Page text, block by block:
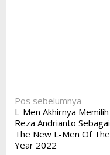
Navigasi
pos
Pos sebelumnya
L-Men Akhirnya Memilih
Reza Andrianto Sebagai
The New L-Men Of The
Year 2022